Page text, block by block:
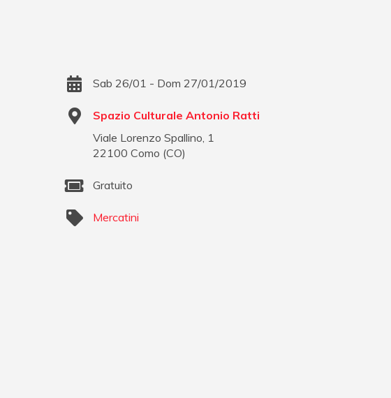
Sab 26/01 - Dom 27/01/2019
Spazio Culturale Antonio Ratti
Viale Lorenzo Spallino, 1
22100 Como (CO)
Gratuito
Mercatini